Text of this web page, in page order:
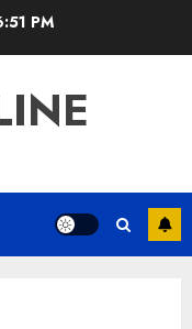
PM